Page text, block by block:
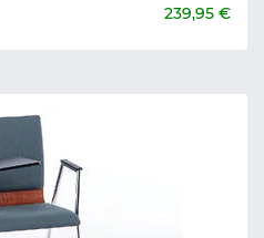
239,95 €